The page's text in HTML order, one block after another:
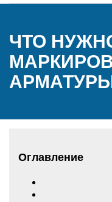
ЧТО
Оглавление